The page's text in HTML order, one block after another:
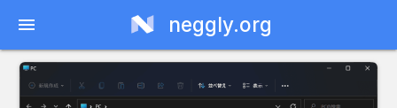
menu neggly.org